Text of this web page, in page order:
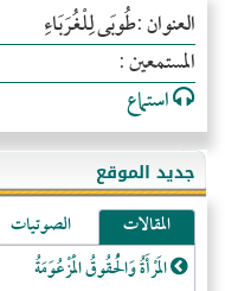
العنوان :طُوبَى لِلْغُرَبَاءِ
المستمعين :
استماع
جديد الموقع
المقالات الصوتيات
المَرْأَةُ وَالْحُقُوقُ الْمَزْعُوَمَةُ